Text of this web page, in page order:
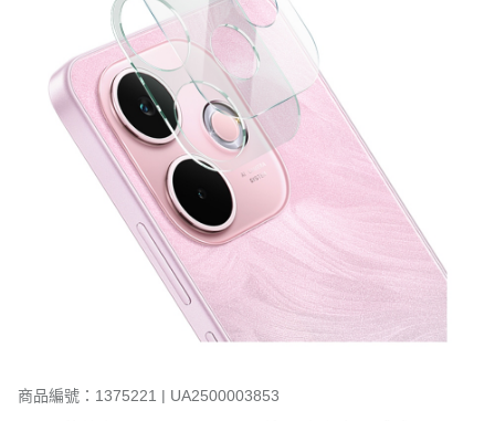
商品編號：1375221 | UA2500003853